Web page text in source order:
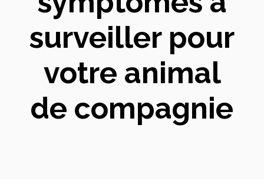
surveiller pour
votre animal
de compagnie